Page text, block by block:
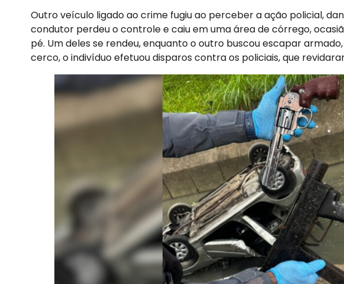
Outro veículo ligado ao crime fugiu ao perceber a ação policial,
condutor perdeu o controle e caiu em uma área de córrego,
pé. Um deles se rendeu, enquanto o outro buscou escapar
cerco, o indivíduo efetuou disparos contra os policiais, que